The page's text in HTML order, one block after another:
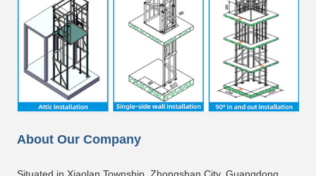
About Our Company